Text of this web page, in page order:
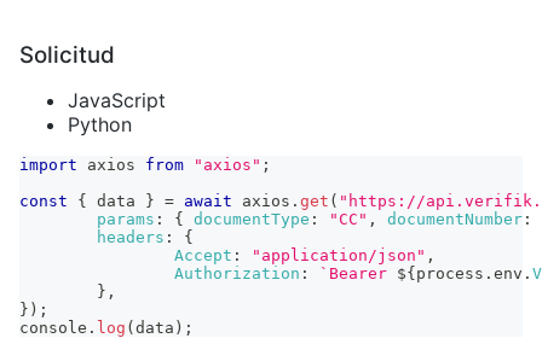
Solicitud
JavaScript
Python
import axios from "axios" ;
const
{ data } = await axios . get ( "https://
params : { documentType : "CC" , documentNumber :
headers :
{
Accept : "application/json" ,
Authorization : ` Bearer ${ process . env .
} ,
} ) ;
console . log ( data ) ;